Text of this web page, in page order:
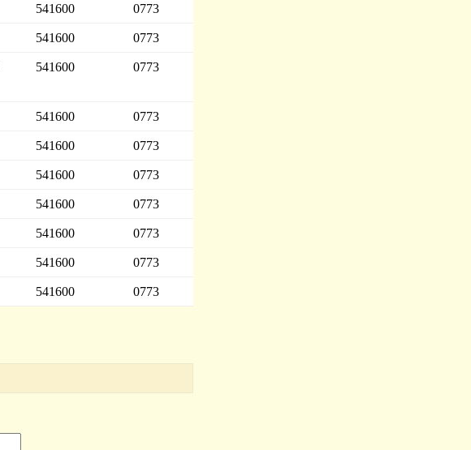
541600 0773
541600 0773
541600 0773
541600 0773
541600 0773
541600 0773
541600 0773
541600 0773
541600 0773
541600 0773